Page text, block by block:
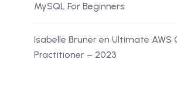
MySQL For Beginners
Isabelle Bruner en Ultimate AWS
Practitioner – 2023